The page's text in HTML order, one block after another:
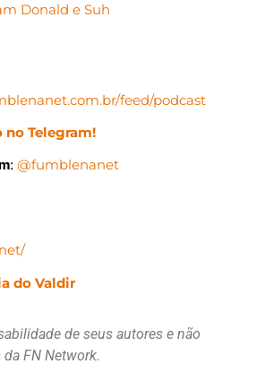
Donald e Suh
feed/podcast
no Telegram!
:@fumblenanet
do Valdir
de seus autores e não
FN Network.